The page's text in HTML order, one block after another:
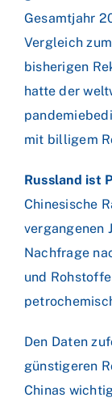
Gesamtjahr
Vergleich
bisherigen
hatte der
mit billigem
Russland ist
Chinesische
vergangenen
Nachfrage
und
Den Daten
günstigeren
Chinas